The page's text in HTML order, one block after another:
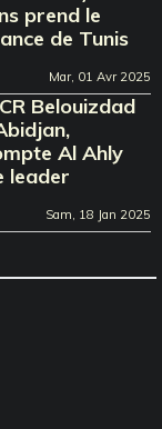
prend le
de Tunis
Mar, 01 Avr 2025
Belouizdad
Al Ahly
leader
Sam, 18 Jan 2025